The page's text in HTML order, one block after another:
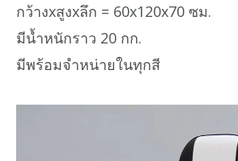
กว้างxสูงxลึก = 60x120x70 ซม.
มีน้ำหนักราว 20 กก.
มีพร้อมจำหน่ายในทุกสี